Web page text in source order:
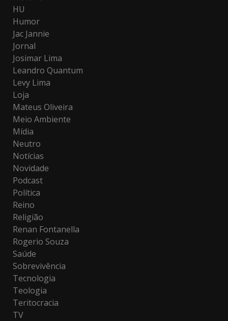
HU
Humor
Jac Jannie
Jornal
Josimar Lima
Leandro Quantum
Levy Lima
Loja
Mateus Oliveira
Meio Ambiente
Mídia
Neutro
Notícias
Novidade
Podcast
Política
Reino
Religião
Renan Fontanella
Rogerio Souza
Saúde
Sobrevivência
Tecnologia
Teologia
Teritocracia
TV